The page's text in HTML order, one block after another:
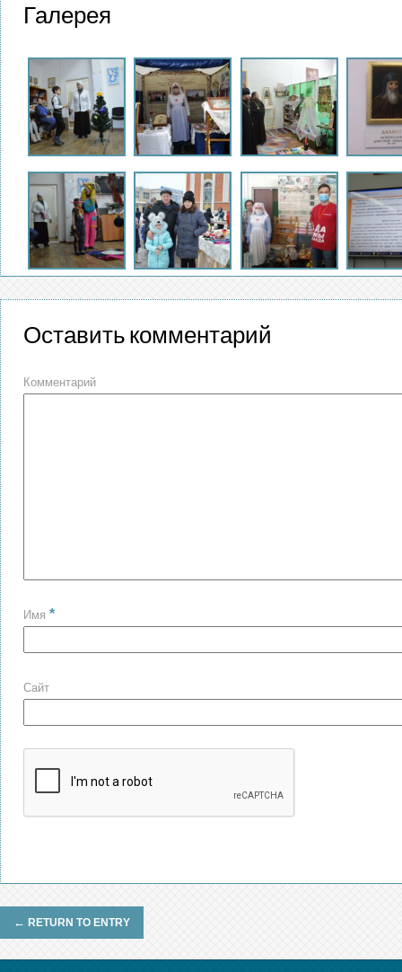
Галерея
Оставить комментарий
Комментарий
Имя *
Сайт
← RETURN TO ENTRY